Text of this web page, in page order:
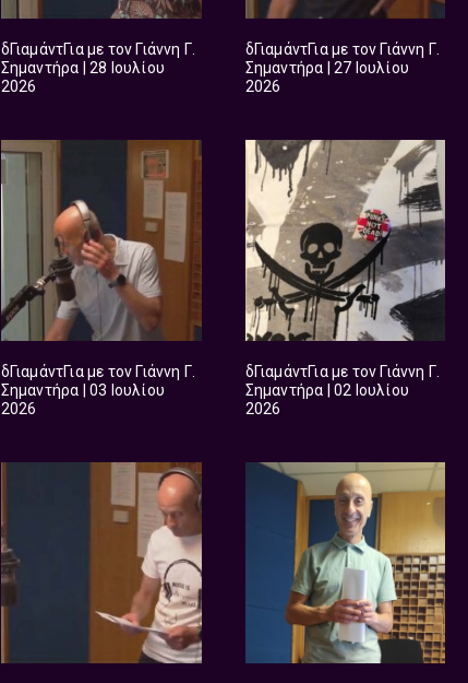
δΓιαμάντΓια με τον Γιάννη Γ.
Σημαντήρα | 28 Ιουλίου
2026
δΓιαμάντΓια με τον Γιάννη Γ.
Σημαντήρα | 27 Ιουλίου
2026
δΓιαμάντΓια με τον Γιάννη Γ.
Σημαντήρα | 03 Ιουλίου
2026
δΓιαμάντΓια με τον Γιάννη Γ.
Σημαντήρα | 02 Ιουλίου
2026